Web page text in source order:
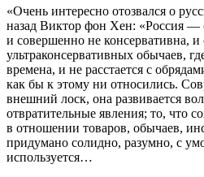
«Очень интересно отозвался о
назад Виктор фон Хен: «Россия —
и совершенно не консервативна, и
ультраконсервативных обычаев,
времена, и не расстается с
как бы к этому ни относились.
внешний лоск, она развивается
отвратительные явления; то, что
в отношении товаров, обычаев,
придумано солидно, разумно, с
используется…